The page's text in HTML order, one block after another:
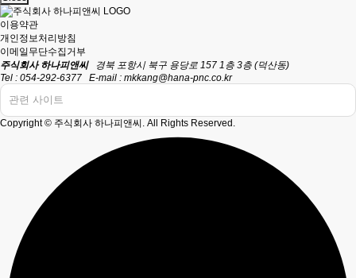
이용약관
개인정보처리방침
이메일무단수집거부
주식회사 하나피앤씨
경북 포항시 북구 용당로 157 1층 3층 (덕산동)
Tel : 054-292-6377
E-mail : mkkang@hana-pnc.co.kr
관련 사이트
Copyright © 주식회사 하나피앤씨. All Rights Reserved.